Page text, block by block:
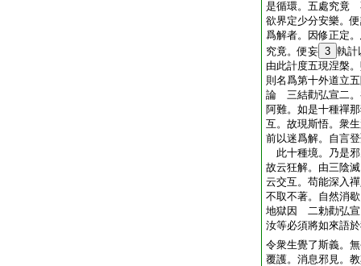
是循環。五處究竟
欲界定少分安樂。
爲解者。因修正定
究竟。便妄 3 執
由此計度五現涅槃
則名爲第十外道立
論 三結勸弘宣二。
阿難。如是十種禪
互。故現斯悟。衆
前以迷爲解。自言
此十種境。乃是
故云狂解。由三陰
云交互。苟能深入
不取不著。自然消
地獄因 二勅勸弘宣
汝等必須將如來語
令衆生覺了斯義。
覆護。消息邪見。